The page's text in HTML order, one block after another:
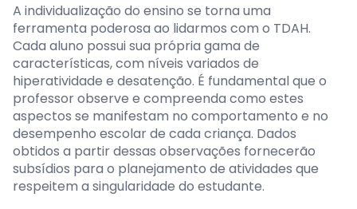
A individualização do ensino se torna uma
ferramenta poderosa ao lidarmos com o TDAH.
Cada aluno possui sua própria gama de
características, com níveis variados de
hiperatividade e desatenção. É fundamental que o
professor observe e compreenda como estes
aspectos se manifestam no comportamento e no
desempenho escolar de cada criança. Dados
obtidos a partir dessas observações fornecerão
subsídios para o planejamento de atividades que
respeitem a singularidade do estudante.